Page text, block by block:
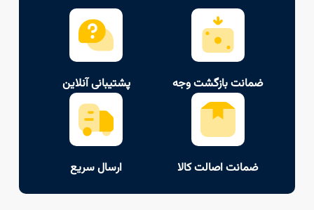
ضمانت بازگشت وجه پشتیبانی آنلاین
ضمانت اصالت کالا ارسال سریع